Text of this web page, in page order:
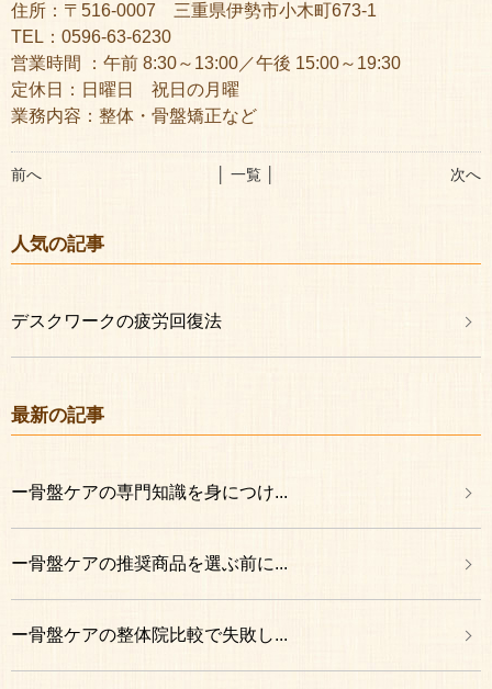
住所：〒516-0007 三重県伊勢市小木町673-1
TEL：0596-63-6230
営業時間 ：午前 8:30～13:00／午後 15:00～19:30
定休日：日曜日 祝日の月曜
業務内容：整体・骨盤矯正など
前へ 次へ
│ 一覧 │
人気の記事
デスクワークの疲労回復法
最新の記事
ー骨盤ケアの専門知識を身につけ...
ー骨盤ケアの推奨商品を選ぶ前に...
ー骨盤ケアの整体院比較で失敗し...